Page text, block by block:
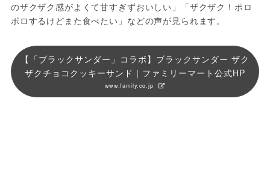
のザクザク感がよくて甘すぎずおいしい」「ザクザク！ポロ
ポロするけどまた食べたい」などの声が見られます。
【「ブラックサンダー」コラボ】ブラックサンダー ザク
ザクチョコクッキーサンド｜ファミリーマート公式HP
www.family.co.jp